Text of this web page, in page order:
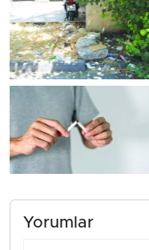
Yorumlar